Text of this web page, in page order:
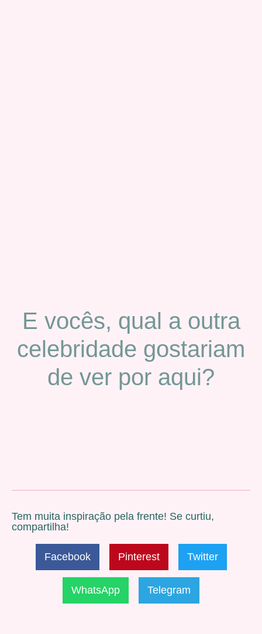
E vocês, qual a outra
celebridade gostariam
de ver por aqui?
Tem muita inspiração pela frente! Se curtiu,
compartilha!
Facebook Pinterest Twitter
WhatsApp Telegram